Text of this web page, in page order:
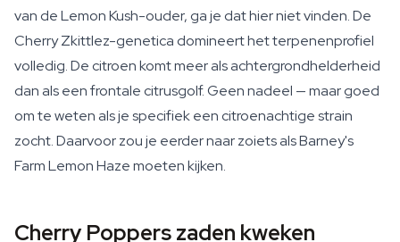
van de Lemon Kush-ouder, ga je dat hier niet vinden. De
Cherry Zkittlez-genetica domineert het terpenenprofiel
volledig. De citroen komt meer als achtergrondhelderheid
dan als een frontale citrusgolf. Geen nadeel — maar goed
om te weten als je specifiek een citroenachtige strain
zocht. Daarvoor zou je eerder naar zoiets als Barney's
Farm Lemon Haze moeten kijken.
Cherry Poppers zaden kweken